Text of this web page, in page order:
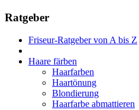
Ratgeber
Friseur-Ratgeber von A bis Z
Haare färben
Haarfarben
Haartönung
Blondierung
Haarfarbe abmattieren